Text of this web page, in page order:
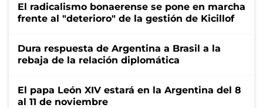
El radicalismo bonaerense se pone en marcha
frente al "deterioro" de la gestión de Kicillof
Dura respuesta de Argentina a Brasil a la
rebaja de la relación diplomática
El papa León XIV estará en la Argentina del 8
al 11 de noviembre